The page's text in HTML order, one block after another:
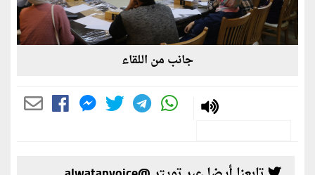
جانب من اللقاء